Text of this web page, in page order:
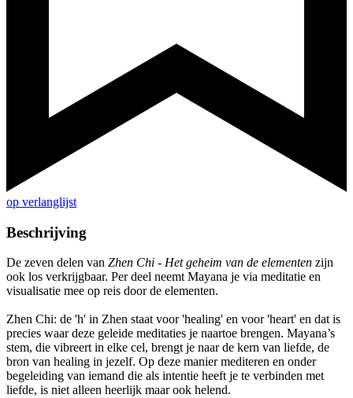
op verlanglijst
Beschrijving
De zeven delen van Zhen Chi - Het geheim van de elementen zijn
ook los verkrijgbaar. Per deel neemt Mayana je via meditatie en
visualisatie mee op reis door de elementen.
Zhen Chi: de 'h' in Zhen staat voor 'healing' en voor 'heart' en dat is
precies waar deze geleide meditaties je naartoe brengen. Mayana’s
stem, die vibreert in elke cel, brengt je naar de kern van liefde, de
bron van healing in jezelf. Op deze manier mediteren en onder
begeleiding van iemand die als intentie heeft je te verbinden met
liefde, is niet alleen heerlijk maar ook helend.